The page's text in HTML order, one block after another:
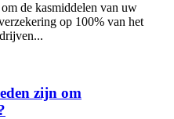
de kasmiddelen van uw
op 100% van het
zijn om